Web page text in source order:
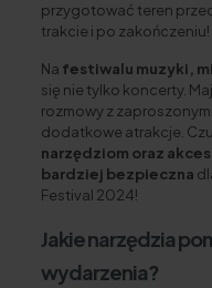
przygotować teren
trakcie i po zakończeniu!
Na festiwalu muzyki,
się nie tylko koncerty.
rozmowy z
dodatkowe atrakcje.
narzędziom oraz
bardziej bezpieczna
Festival 2024!
Jakie narzędzia
wydarzenia?